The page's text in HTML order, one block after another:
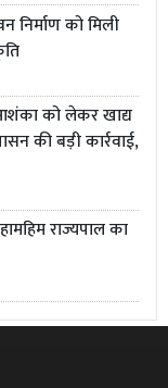
निर्माण को मिली
को लेकर खाद्य
की बड़ी कार्रवाई,
राज्यपाल का